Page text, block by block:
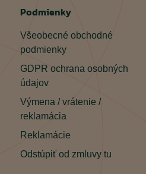
Podmienky
Všeobecné obchodné
podmienky
GDPR ochrana osobných
údajov
Výmena / vrátenie /
reklamácia
Reklamácie
Odstúpiť od zmluvy tu